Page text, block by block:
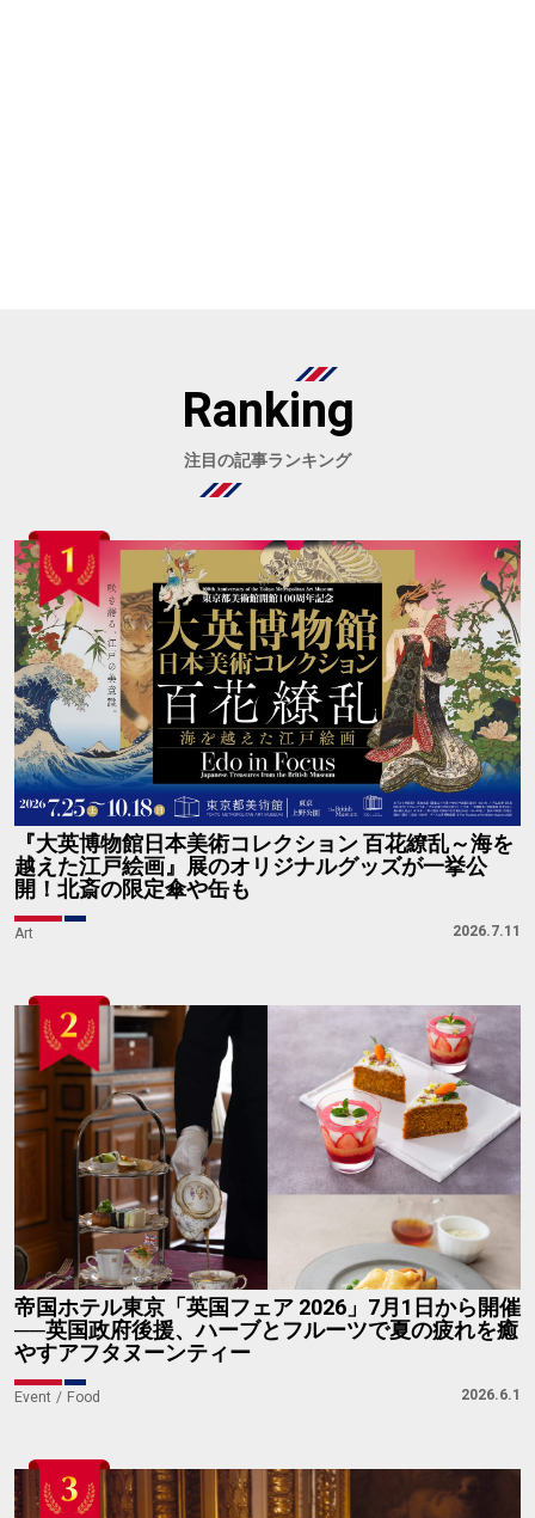
Ranking
注目の記事ランキング
『大英博物館日本美術コレクション 百花繚乱～海を
越えた江戸絵画』展のオリジナルグッズが一挙公
開！北斎の限定傘や缶も
Art 2026.7.11
帝国ホテル東京「英国フェア 2026」7月1日から開催
──英国政府後援、ハーブとフルーツで夏の疲れを癒
やすアフタヌーンティー
Event Food 2026.6.1